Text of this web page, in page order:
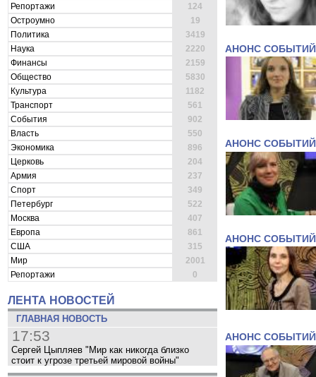
Репортажи
124
Остроумно
19
Политика
3419
Наука
2220
Финансы
2159
Общество
5830
Культура
1182
Транспорт
561
События
902
Власть
550
Экономика
896
Церковь
204
Армия
237
Спорт
349
Петербург
522
Москва
407
Европа
861
США
315
Мир
2001
Репортажи
0
ЛЕНТА НОВОСТЕЙ
ГЛАВНАЯ НОВОСТЬ
17:53
Сергей Цыпляев "Мир как никогда близко
стоит к угрозе третьей мировой войны"
АНОНС СОБЫТИЙ
АНОНС СОБЫТИЙ
АНОНС СОБЫТИЙ
АНОНС СОБЫТИЙ